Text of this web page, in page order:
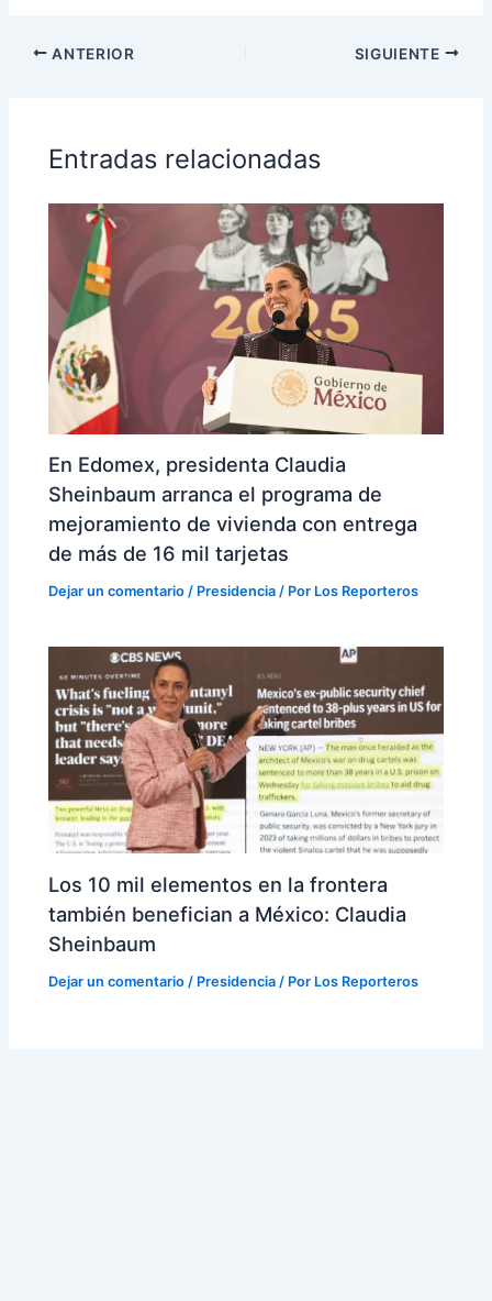
ANTERIOR SIGUIENTE
Entradas relacionadas
En Edomex, presidenta Claudia
Sheinbaum arranca el programa de
mejoramiento de vivienda con entrega
de más de 16 mil tarjetas
Dejar un comentario / Presidencia / Por Los Reporteros
Los 10 mil elementos en la frontera
también benefician a México: Claudia
Sheinbaum
Dejar un comentario / Presidencia / Por Los Reporteros